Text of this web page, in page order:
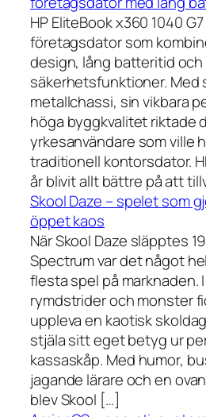
HP EliteBook x360 1040
företagsdator som
design, lång batteritid och
säkerhetsfunktioner. Med
metallchassi, sin vikbara
höga byggkvalitet riktade
yrkesanvändare som ville
traditionell kontorsdator.
år blivit allt bättre på att
Skool Daze – spelet som
öppet kaos
När Skool Daze släpptes
Spectrum var det något
flesta spel på marknaden.
rymdstrider och monster
uppleva en kaotisk
stjäla sitt eget betyg ur
kassaskåp. Med humor,
jagande lärare och en
blev Skool […]